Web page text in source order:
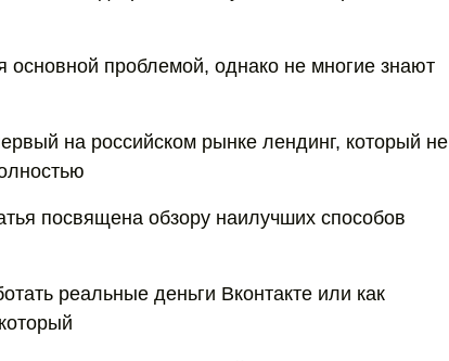
основной проблемой, однако не многие знают
на российском рынке лендинг, который не
посвящена обзору наилучших способов
реальные деньги Вконтакте или как